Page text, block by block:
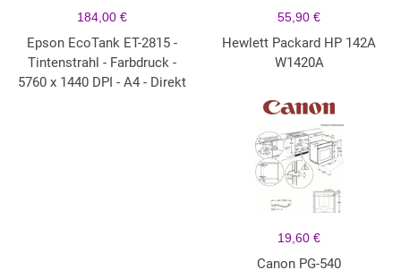
184,00 €
Epson EcoTank ET-2815 -
Tintenstrahl - Farbdruck -
5760 x 1440 DPI - A4 - Direkt
55,90 €
Hewlett Packard HP 142A
W1420A
19,60 €
Canon PG-540